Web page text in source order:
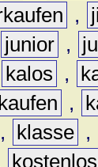
,
junior ,
kalos ,
kaufen ,
, klasse ,
kostenlos